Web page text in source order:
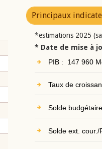
Principaux
*estimations 2025
* Date de mise à
PIB : 147 960
Taux de
Solde
Solde ext. cour./